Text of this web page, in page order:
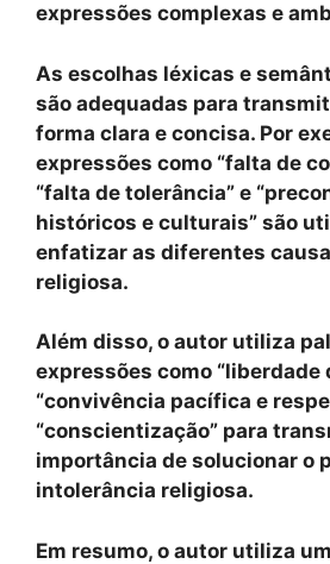
expressões complexas e
As escolhas léxicas e
são adequadas para
forma clara e concisa. Por
expressões como “falta de
“falta de tolerância” e
históricos e culturais” são
enfatizar as diferentes
religiosa.
Além disso, o autor utiliza
expressões como “liberdade
“convivência pacífica e
“conscientização” para
importância de solucionar o
intolerância religiosa.
Em resumo, o autor utiliza